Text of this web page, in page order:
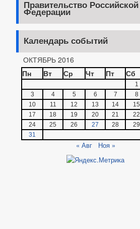
Правительство Российской
Федерации
Календарь событий
ОКТЯБРЬ 2016
Пн
Вт Ср Чт Пт Сб
1
3
4 5 6 7 8
10
11 12 13 14 15
17
18 19 20 21 22
24
25 26 27 28 29
31
« Авг Ноя »